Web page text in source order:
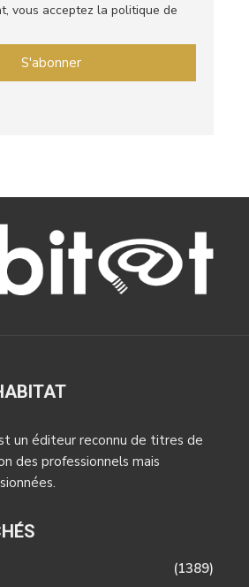
vous acceptez la politique de
un éditeur reconnu de titres de
des professionnels mais
(1389)